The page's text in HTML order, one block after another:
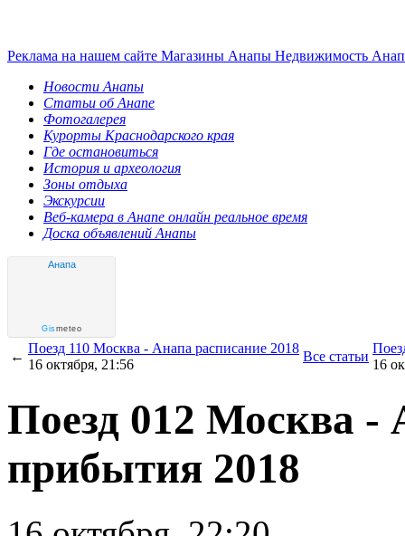
Реклама на нашем сайте Магазины Анапы Недвижимость
Новости Анапы
Статьи об Анапе
Фотогалерея
Курорты Краснодарского края
Где остановиться
История и археология
Зоны отдыха
Экскурсии
Веб-камера в Анапе онлайн реальное время
Доска объявлений Анапы
Анапа
Gismeteo
←
Поезд 110 Москва - Анапа расписание 2018
16 октября, 21:56
Все статьи
16
Поезд 012 Москва -
прибытия 2018